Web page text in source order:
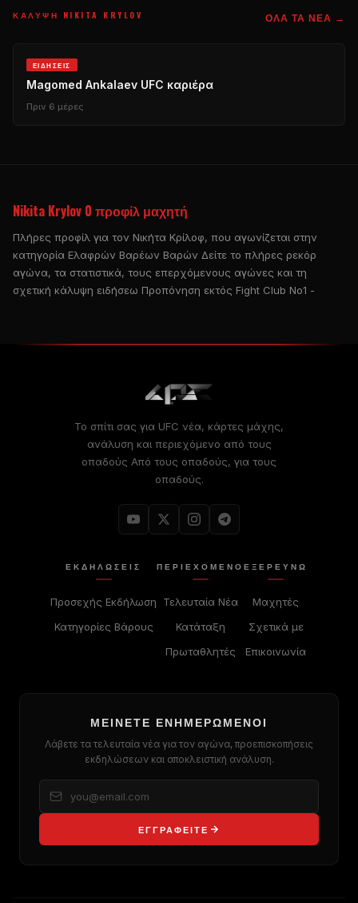
ΚΆΛΥΨΗ NIKITA KRYLOV ΌΛΑ ΤΑ ΝΈΑ →
ΕΙΔΉΣΕΙΣ
Magomed Ankalaev UFC καριέρα
Πριν 6 μέρες
Nikita Krylov 0 προφίλ μαχητή
Πλήρες προφίλ για τον Νικήτα Κρίλοφ, που αγωνίζεται στην
κατηγορία Ελαφρών Βαρέων Βαρών Δείτε το πλήρες ρεκόρ
αγώνα, τα στατιστικά, τους επερχόμενους αγώνες και τη
σχετική κάλυψη ειδήσεω Προπόνηση εκτός Fight Club No1 -
Το σπίτι σας για UFC νέα, κάρτες μάχης,
ανάλυση και περιεχόμενο από τους
οπαδούς Από τους οπαδούς, για τους
οπαδούς.
ΕΚΔΗΛΏΣΕΙΣ
Προσεχής Εκδήλωση
Κατηγορίες Βάρους
ΠΕΡΙΕΧΌΜΕΝΟ
Τελευταία Νέα
Κατάταξη
Πρωταθλητές
ΕΞΕΡΕΥΝΏ
Μαχητές
Σχετικά με
Επικοινωνία
ΜΕΊΝΕΤΕ ΕΝΗΜΕΡΩΜΈΝΟΙ
Λάβετε τα τελευταία νέα για τον αγώνα, προεπισκοπήσεις
εκδηλώσεων και αποκλειστική ανάλυση.
ΕΓΓΡΑΦΕΊΤΕ